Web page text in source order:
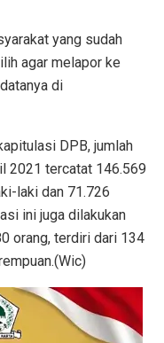
yang sudah
agar melapor ke
di
DPB, jumlah
2021 tercatat 146.569
laki dan 71.726
ini juga dilakukan
orang, terdiri dari 134